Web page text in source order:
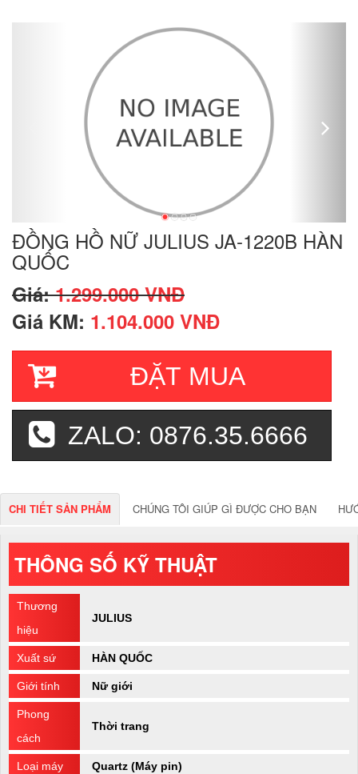
ĐỒNG HỒ NỮ JULIUS JA-1220B HÀN
QUỐC
Giá:1.299.000 VNĐ
Giá KM: 1.104.000 VNĐ
ĐẶT MUA
ZALO: 0876.35.6666
CHI TIẾT SẢN PHẨM CHÚNG TÔI GIÚP GÌ ĐƯỢC CHO BẠN
THÔNG SỐ KỸ THUẬT
Thương
hiệu
JULIUS
Xuất sứ HÀN QUỐC
Giới tính Nữ giới
Phong
cách
Thời trang
Loại máy Quartz (Máy pin)